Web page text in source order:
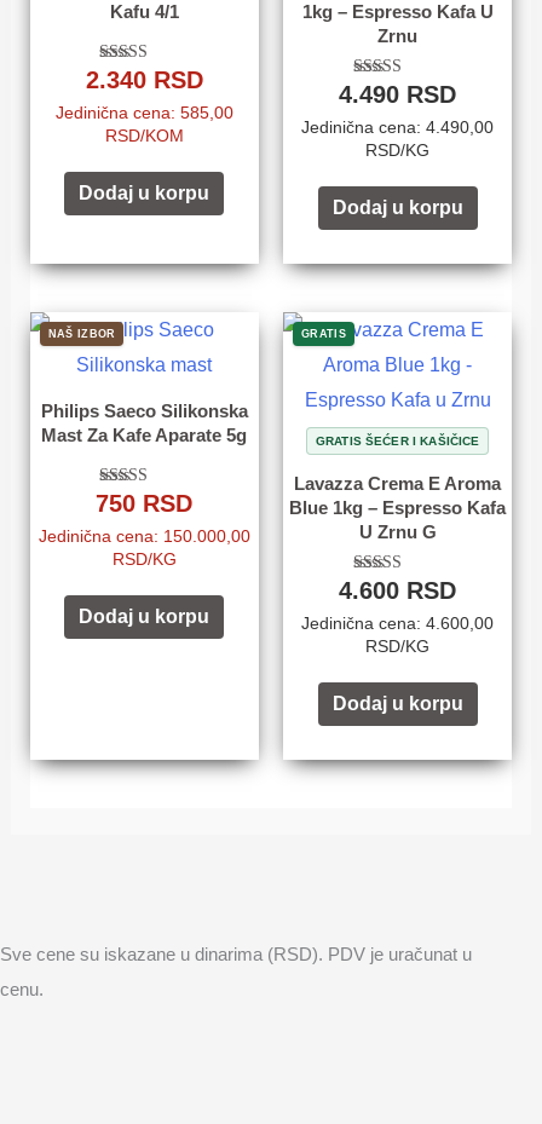
Kafu 4/1
Ocenjeno sa
5.00
od 5
2.340 RSD
Jedinična cena: 585,00
RSD/KOM
Dodaj u korpu
1kg – Espresso Kafa U
Zrnu
Ocenjeno sa
4.77
od 5
4.490 RSD
Jedinična cena: 4.490,00
RSD/KG
Dodaj u korpu
NAŠ IZBOR
Philips Saeco Silikonska
Mast Za Kafe Aparate 5g
Ocenjeno sa
4.82
od 5
750 RSD
Jedinična cena: 150.000,00
RSD/KG
Dodaj u korpu
GRATIS
GRATIS ŠEĆER I KAŠIČICE
Lavazza Crema E Aroma
Blue 1kg – Espresso Kafa
U Zrnu G
Ocenjeno sa
4.84
od 5
4.600 RSD
Jedinična cena: 4.600,00
RSD/KG
Dodaj u korpu
Sve cene su iskazane u dinarima (RSD). PDV je uračunat u
cenu.